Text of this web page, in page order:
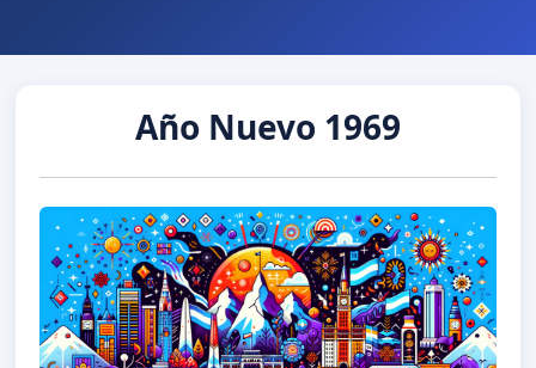
Año Nuevo 1969